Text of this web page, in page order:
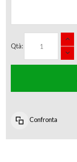
Qtà:
Confronta